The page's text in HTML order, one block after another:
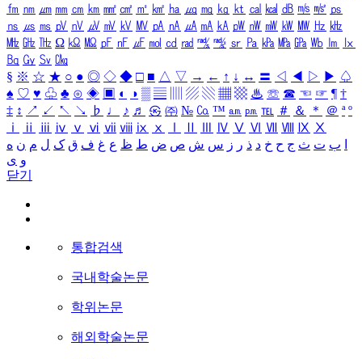
㎙ ㎚ ㎛ ㎜ ㎝ ㎞ ㎟ ㎠ ㎡ ㎢ ㏊ ㎍ ㎎ ㎏ ㏏ ㎈ ㎉ ㏈ ㎧ ㎨ ㎰
㎱ ㎲ ㎳ ㎴ ㎵ ㎶ ㎷ ㎸ ㎹ ㎀ ㎁ ㎂ ㎃ ㎄ ㎺ ㎻ ㎽ ㎾ ㎿ ㎐ ㎑
㎒ ㎓ ㎔ Ω ㏀ ㏁ ㎊ ㎋ ㎌ ㏖ ㏅ ㎭ ㎮ ㎯ ㏛ ㎩ ㎪ ㎫ ㎬ ㏝ ㏐
㏓
㏃ ㏉ ㏜ ㏆
§ ※ ☆ ★ ○ ● ◎ ◇ ◆ □ ■ △ ▽ → ← ↑ ↓ ↔ 〓 ◁ ◀ ▷ ▶ ♤
♠ ♡ ♥ ♧ ♣ ⊙ ◈ ▣ ◐ ◑ ▒ ▤ ▨ ▧ ▦ ▩ ♨ ☏ ☎ ☜ ☞ ¶ †
‡ ↕ ↗ ↙ ↖ ↘ ♭ ♩ ♪ ♬ ㉿ ㈜ № ㏇ ™ ㏂ ㏘ ℡ ＃ ＆ ＊ ＠ ª º
ⅰ
ⅱ ⅲ ⅳ ⅴ ⅵ ⅶ ⅷ ⅸ ⅹ Ⅳ Ⅴ Ⅵ Ⅶ Ⅷ Ⅸ Ⅹ
ب ت ث ج ح خ د ذ ر ز س ش ص ض ط ظ ع غ ف ق ک ل م ن ه
و ی
닫기
통합검색
국내학술논문
학위논문
해외학술논문